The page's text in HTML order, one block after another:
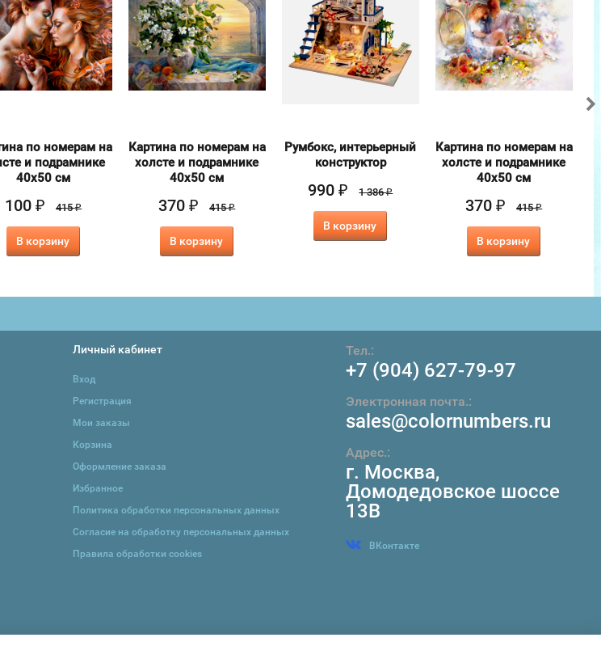
по номерам на
и подрамнике
40х50 см
100₽ 415₽
В корзину
Картина по номерам на
холсте и подрамнике
40х50 см
370₽ 415₽
В корзину
Румбокс, интерьерный
конструктор
990₽ 1 386₽
В корзину
Картина по номерам на
холсте и подрамнике
40х50 см
370₽ 415₽
В корзину
Личный кабинет
Вход
Регистрация
Мои заказы
Корзина
Оформление заказа
Избранное
Политика обработки персональных данных
Согласие на обработку персональных данных
Правила обработки cookies
Тел.:
+7 (904) 627-79-97
Электронная почта.:
sales@colornumbers.ru
Адрес.:
г. Москва,
Домодедовское шоссе
13В
ВКонтакте